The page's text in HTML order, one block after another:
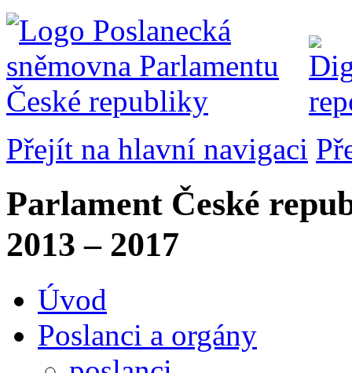
Přejít na hlavní navigaci
Parlament České
2013 – 2017
Úvod
Poslanci a orgány